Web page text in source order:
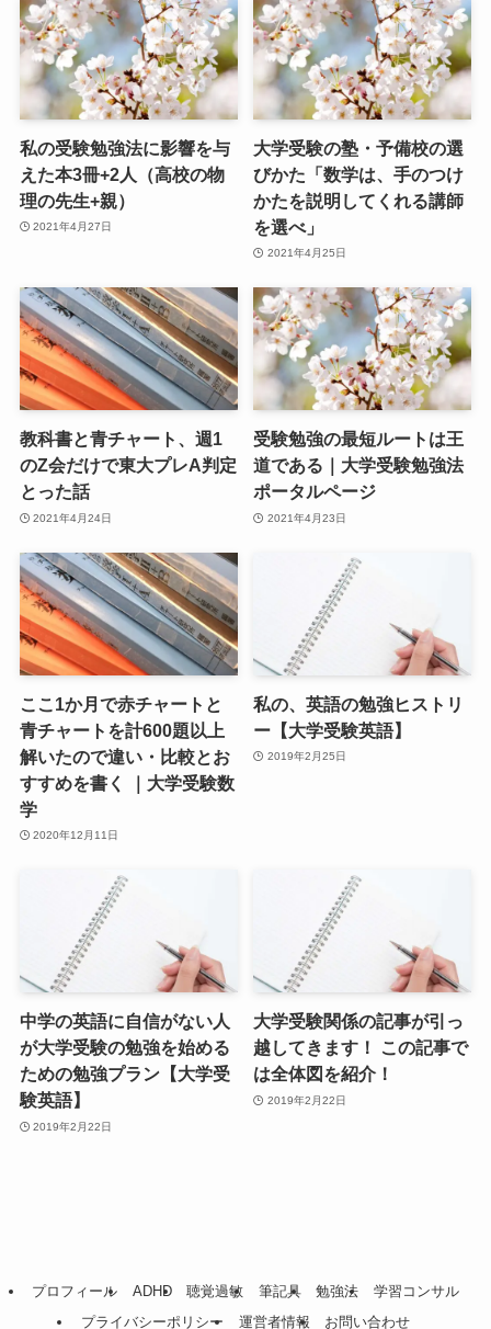
私の受験勉強法に影響を与
えた本3冊+2人（高校の物
理の先生+親）
2021年4月27日
大学受験の塾・予備校の選
びかた「数学は、手のつけ
かたを説明してくれる講師
を選べ」
2021年4月25日
教科書と青チャート、週1
のZ会だけで東大プレA判定
とった話
2021年4月24日
受験勉強の最短ルートは王
道である｜大学受験勉強法
ポータルページ
2021年4月23日
ここ1か月で赤チャートと
青チャートを計600題以上
解いたので違い・比較とお
すすめを書く ｜大学受験数
学
2020年12月11日
私の、英語の勉強ヒストリ
ー【大学受験英語】
2019年2月25日
中学の英語に自信がない人
が大学受験の勉強を始める
ための勉強プラン【大学受
験英語】
2019年2月22日
大学受験関係の記事が引っ
越してきます！ この記事で
は全体図を紹介！
2019年2月22日
プロフィール ADHD 聴覚過敏 筆記具 勉強法
学習コンサル
プライバシーポリシー
運営者情報 お問い合わせ